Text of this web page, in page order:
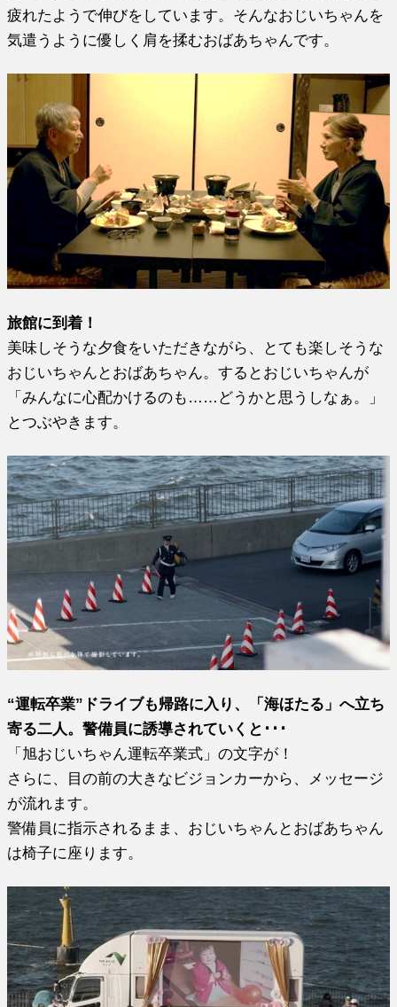
疲れたようで伸びをしています。そんなおじいちゃんを
気遣うように優しく肩を揉むおばあちゃんです。
旅館に到着！
美味しそうな夕食をいただきながら、とても楽しそうな
おじいちゃんとおばあちゃん。するとおじいちゃんが
「みんなに心配かけるのも……どうかと思うしなぁ。」
とつぶやきます。
“運転卒業”ドライブも帰路に入り、「海ほたる」へ立ち
寄る二人。警備員に誘導されていくと･･･
「旭おじいちゃん運転卒業式」の文字が！
さらに、目の前の大きなビジョンカーから、メッセージ
が流れます。
警備員に指示されるまま、おじいちゃんとおばあちゃん
は椅子に座ります。